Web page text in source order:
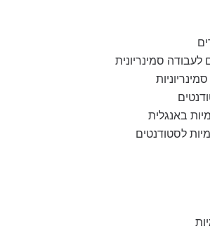
סמינריונית
באנגלית
לסטודנטים